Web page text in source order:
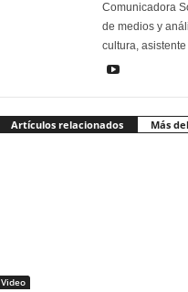
Comunicadora
de medios y
cultura,
Artículos relacionados Más
Video